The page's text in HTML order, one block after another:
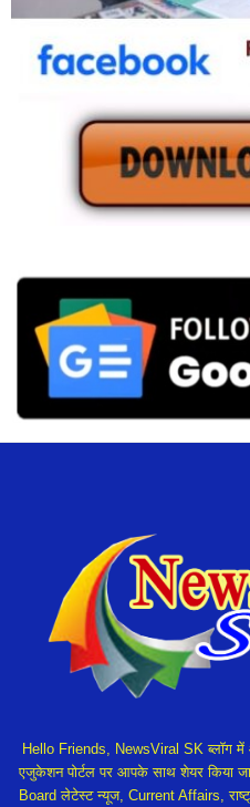
Hello Friends, NewsViral SK ब्लॉग
एजुकेशन पोर्टल पर आपके साथ शेयर किया
Board लेटेस्ट न्यूज, Current Affairs,